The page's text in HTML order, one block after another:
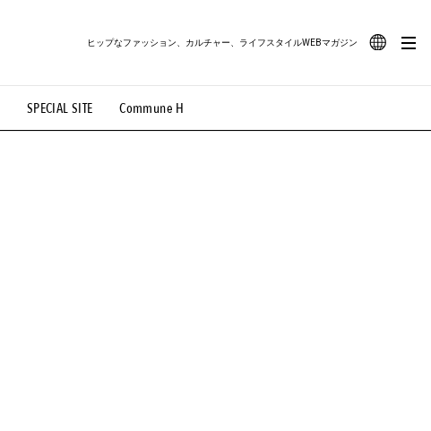
SPECIAL SITE Commune H
ヒップなファッション、カルチャー、ライフスタイルWEBマガジン
#路地裏てぃーん。 #MONTHLY JOURNAL
#MOVIE #LIFESTYLE #SNEAKER #OUTDOOR